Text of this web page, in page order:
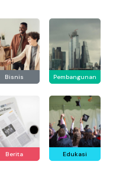
Bisnis Pembangunan
Berita Edukasi